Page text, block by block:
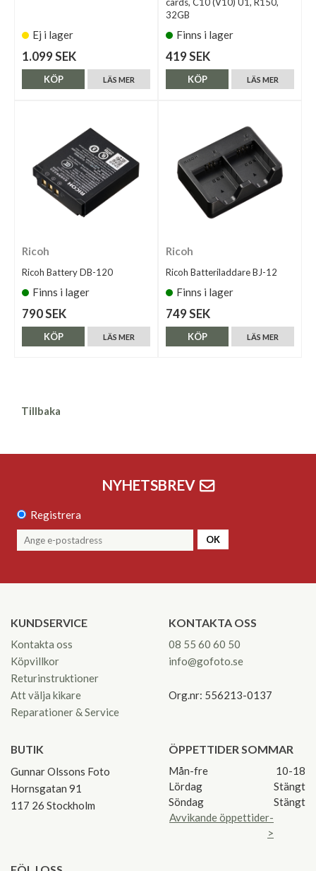
Ej i lager
1.099 SEK
LÄS MER
KÖP
32GB
Finns i lager
419 SEK
LÄS MER
KÖP
Ricoh
Ricoh Battery DB-120
Finns i lager
790 SEK
LÄS MER
KÖP
Ricoh
Ricoh Batteriladdare BJ-12
Finns i lager
749 SEK
LÄS MER
KÖP
Tillbaka
NYHETSBREV
Registrera
OK
KUNDSERVICE
Kontakta oss
Köpvillkor
Returinstruktioner
Att välja kikare
Reparationer & Service
KONTAKTA OSS
08 55 60 60 50
info@gofoto.se
Org.nr: 556213-0137
BUTIK
Gunnar Olssons Foto
Hornsgatan 91
117 26 Stockholm
ÖPPETTIDER SOMMAR
Mån-fre
10-18
Lördag
Stängt
Söndag
Stängt
Avvikande öppettider-
>